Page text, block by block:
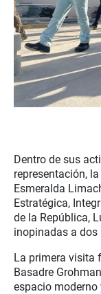
Dentro de sus
representación,
Esmeralda
Estratégica,
de la República,
inopinadas a dos
La primera visita
Basadre
espacio